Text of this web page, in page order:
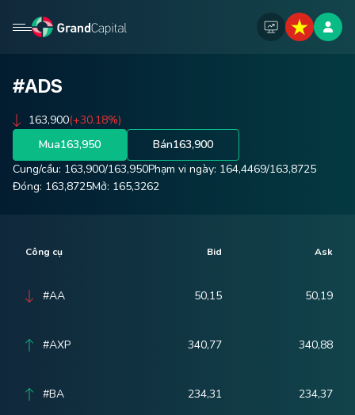
#ADS
163,900(+30.18%)
Mua163,950 Bán163,900
Cung/cầu: 163,900/163,950Phạm vi ngày: 164,4469/163,8725
Đóng: 163,8725Mở: 165,3262
Công cụ Bid Ask
#AA 50,15 50,19
#AXP 340,77 340,88
#BA 234,31 234,37